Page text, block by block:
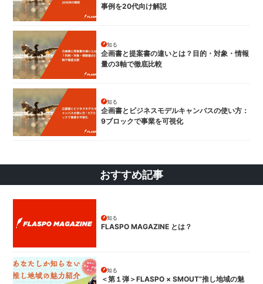
事例を20代向け解説
企画書と提案書の違いとは？目的・対象・情報
量の3軸で徹底比較
知る
企画書とビジネスモデルキャンバスの使い方：
9ブロックで事業を可視化
知る
おすすめ記事
FLASPO MAGAZINE とは？
知る
＜第１弾＞FLASPO × SMOUT”推し地域の魅
知る